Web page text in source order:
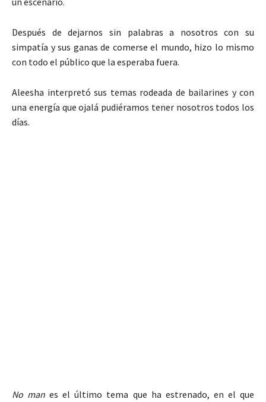
Después de dejarnos sin palabras a nosotros con su
simpatía y sus ganas de comerse el mundo, hizo lo mismo
con todo el público que la esperaba fuera.
Aleesha interpretó sus temas rodeada de bailarines y con
una energía que ojalá pudiéramos tener nosotros todos los
días.
No manes el último tema que ha estrenado, en el que